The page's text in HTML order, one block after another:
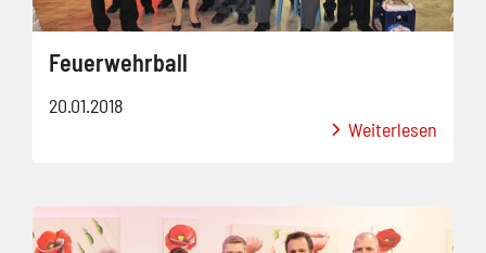
Feuerwehrball
20.01.2018
Weiterlesen